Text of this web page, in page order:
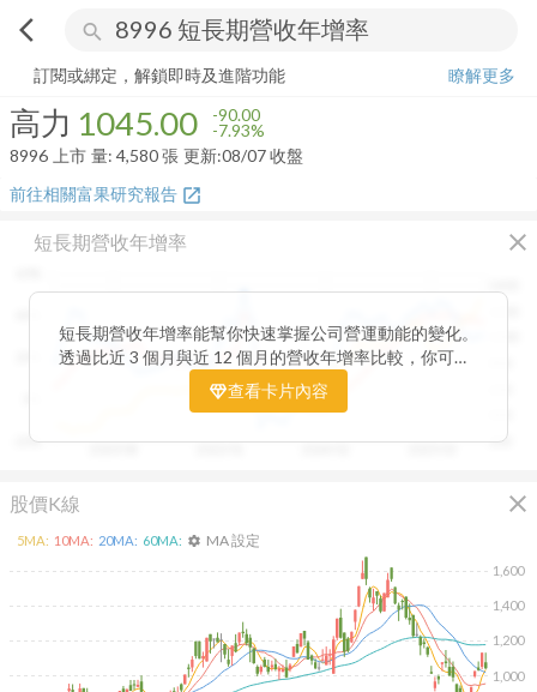
arrow_back_ios search
高力 1045.00 -7.93%
訂閱或綁定，解鎖即時及進階功能
瞭解更多
高力 1045.00 -90.00
-7.93%
8996 上市 量: 4,580張 更新:08/07 收盤
前往相關富果研究報告 open_in_new
短長期營收年增率 close
200
-20%
短長期營收年增率能幫你快速掌握公司營運動能的變化。
透過比近 3 個月與近 12 個月的營收年增率比較，你可以
一眼看出短期成長是否延續長期趨勢。當短期營收增速開
始超越長期平均，往往代表公司業績正加速向上；反之，
查看卡片內容
股價K線 close
1,000
1,200
1,400
1,600
5MA: 10MA: 20MA: 60MA: settings MA 設定